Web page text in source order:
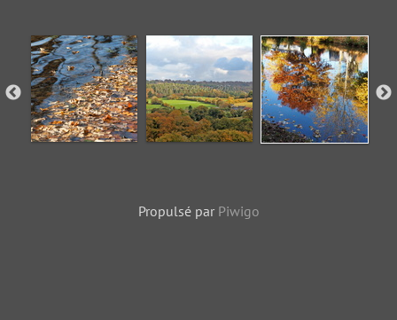
Propulsé par Piwigo